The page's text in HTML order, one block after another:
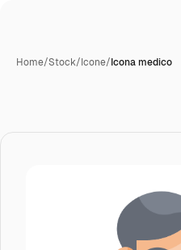
Home/Stock/Icone/Icona medico